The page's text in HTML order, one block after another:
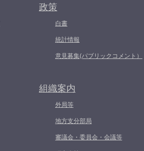
政策
白書
統計情報
意見募集(パブリックコメント）
組織案内
外局等
地方支分部局
審議会・委員会・会議等